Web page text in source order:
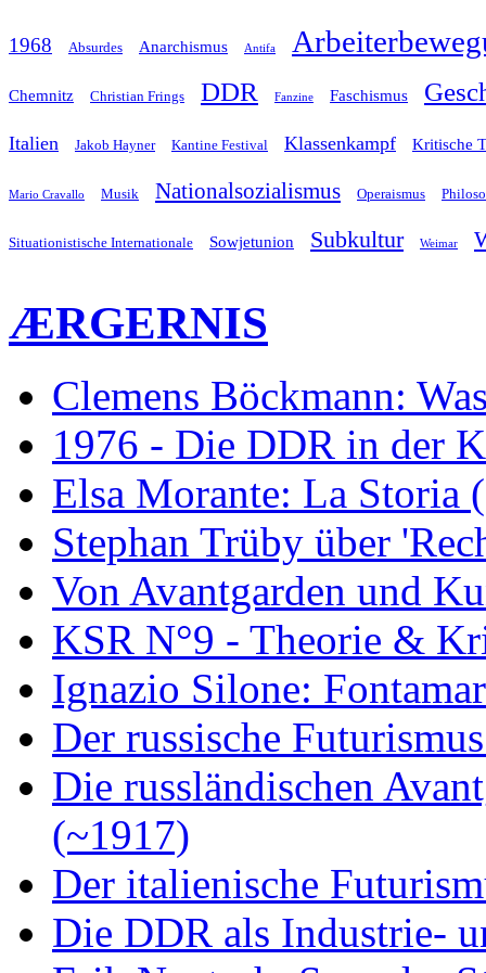
1968 Absurdes Anarchismus Antifa
Chemnitz Christian Frings DDR Fanzine Faschismus
Italien Jakob Hayner Kantine Festival Klassenkampf Kritische
Mario Cravallo Musik Nationalsozialismus Operaismus
Situationistische Internationale Sowjetunion Subkultur Weimar
ÆRGERNIS
Clemens Böckmann:
1976 - Die DDR in der
Elsa Morante: La Storia
Stephan Trüby über
Von Avantgarden und
KSR N°9 - Theorie &
Ignazio Silone:
Der russische
Die russländischen
(~1917)
Der italienische
Die DDR als Industrie-